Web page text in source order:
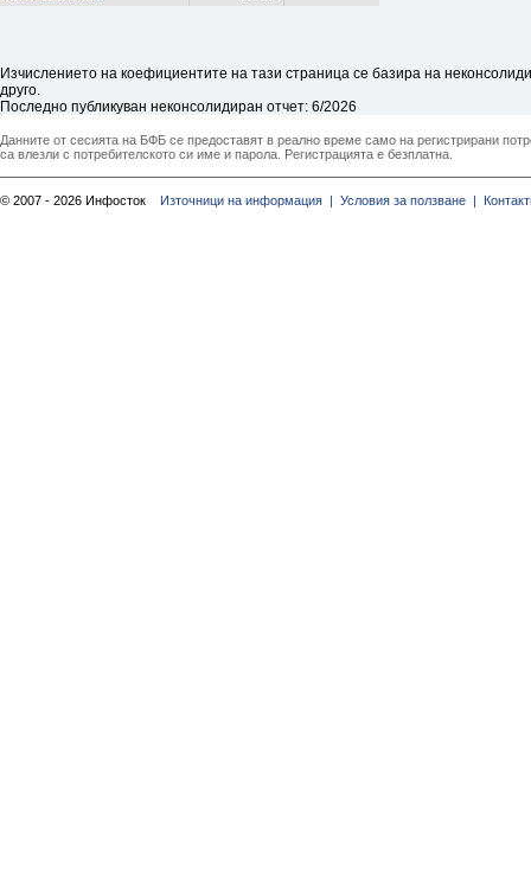
Изчислението на коефициентите на тази страница се базира на
друго.
Последно публикуван неконсолидиран отчет: 6/2026
Данните от сесията на БФБ се предоставят в реално време само на регистрирани
са влезли с потребителското си име и парола. Регистрацията е безплатна.
© 2007 - 2026 Инфосток Източници на информация | Условия за ползване |